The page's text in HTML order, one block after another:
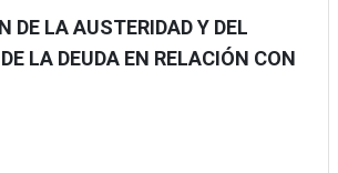
DE LA AUSTERIDAD Y DEL
LA DEUDA EN RELACIÓN CON